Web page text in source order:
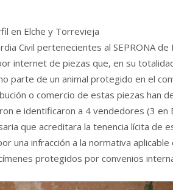
en Elche y Torrevieja
Civil pertenecientes al SEPRONA
internet de piezas que, en su
parte de un animal protegido en el
o comercio de estas piezas han
e identificaron a 4 vendedores (3 en
que acreditara la tenencia lícita de
una infracción a la normativa
protegidos por convenios